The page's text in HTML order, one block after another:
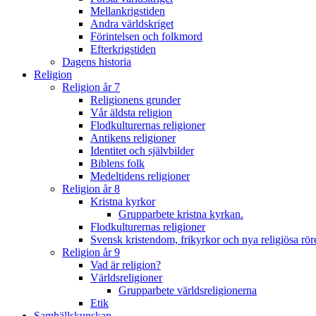
Mellankrigstiden
Andra världskriget
Förintelsen och folkmord
Efterkrigstiden
Dagens historia
Religion
Religion år 7
Religionens grunder
Vår äldsta religion
Flodkulturernas religioner
Antikens religioner
Identitet och självbilder
Biblens folk
Medeltidens religioner
Religion år 8
Kristna kyrkor
Grupparbete kristna kyrkan.
Flodkulturernas religioner
Svensk kristendom, frikyrkor och nya religiösa
Religion år 9
Vad är religion?
Världsreligioner
Grupparbete världsreligionerna
Etik